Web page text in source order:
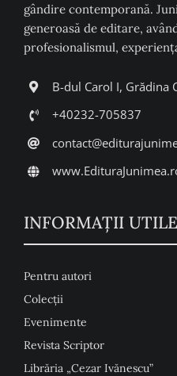
gândire contemporană.
generoasă de editare,
profesionalismul,
B-dul Carol I, Grădina
+40232-705837
INFORMAŢII UTILE
Pentru autori
Colecţii
Evenimente
Revista Scriptor
Librăria „Cezar Ivănescu”